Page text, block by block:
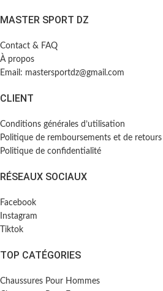
MASTER SPORT DZ
Contact & FAQ
À propos
Email: mastersportdz@gmail.com
CLIENT
Conditions générales d’utilisation
Politique de remboursements et de retours
Politique de confidentialité
RÉSEAUX SOCIAUX
Facebook
Instagram
Tiktok
TOP CATÉGORIES
Chaussures Pour Hommes